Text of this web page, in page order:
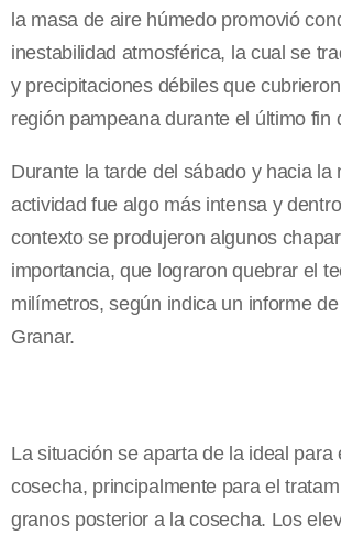
la masa de aire húmedo promovió
inestabilidad atmosférica, la cual se
y precipitaciones débiles que
región pampeana durante el último fin
Durante la tarde del sábado y hacia la
actividad fue algo más intensa y
contexto se produjeron algunos
importancia, que lograron quebrar el
milímetros, según indica un informe
Granar.
La situación se aparta de la ideal para
cosecha, principalmente para el
granos posterior a la cosecha. Los